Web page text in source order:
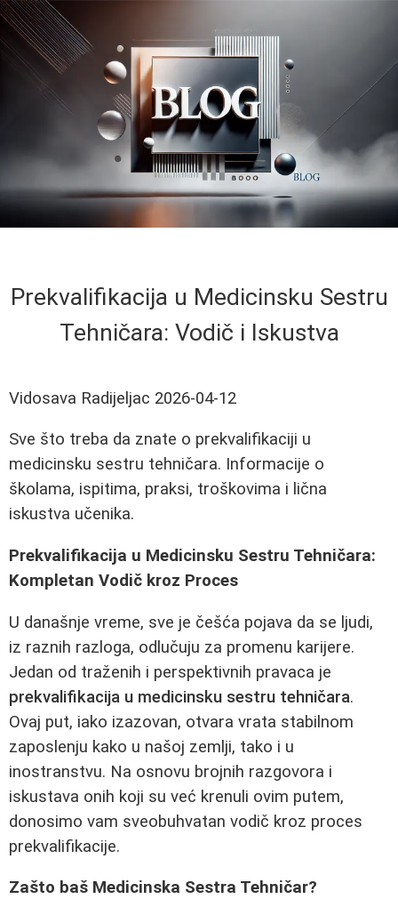
Prekvalifikacija u Medicinsku Sestru
Tehničara: Vodič i Iskustva
Vidosava Radijeljac 2026-04-12
Sve što treba da znate o prekvalifikaciji u
medicinsku sestru tehničara. Informacije o
školama, ispitima, praksi, troškovima i lična
iskustva učenika.
Prekvalifikacija u Medicinsku Sestru Tehničara:
Kompletan Vodič kroz Proces
U današnje vreme, sve je češća pojava da se ljudi,
iz raznih razloga, odlučuju za promenu karijere.
Jedan od traženih i perspektivnih pravaca je
prekvalifikacija u medicinsku sestru tehničara.
Ovaj put, iako izazovan, otvara vrata stabilnom
zaposlenju kako u našoj zemlji, tako i u
inostranstvu. Na osnovu brojnih razgovora i
iskustava onih koji su već krenuli ovim putem,
donosimo vam sveobuhvatan vodič kroz proces
prekvalifikacije.
Zašto baš Medicinska Sestra Tehničar?